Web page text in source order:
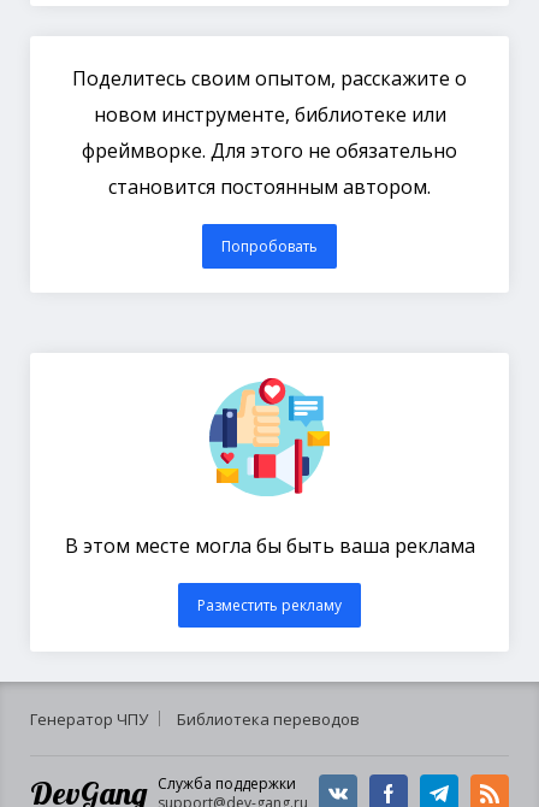
Поделитесь своим опытом, расскажите о
новом инструменте, библиотеке или
фреймворке. Для этого не обязательно
становится постоянным автором.
Попробовать
В этом месте могла бы быть ваша реклама
Разместить рекламу
Генератор ЧПУ Библиотека переводов
DevGang Служба поддержки
support@dev-gang.ru